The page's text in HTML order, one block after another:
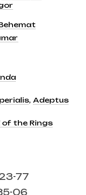
, Adeptus
of the Rings
77
06